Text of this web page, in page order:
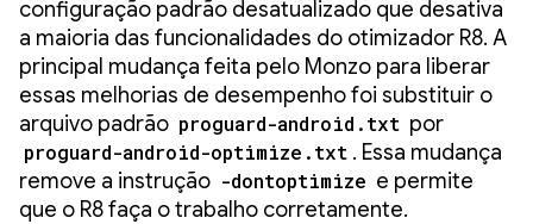
configuração padrão desatualizado que desativa
a maioria das funcionalidades do otimizador R8. A
principal mudança feita pelo Monzo para liberar
essas melhorias de desempenho foi substituir o
arquivo padrão proguard-android.txt por
proguard-android-optimize.txt . Essa mudança
remove a instrução -dontoptimize e permite
que o R8 faça o trabalho corretamente.